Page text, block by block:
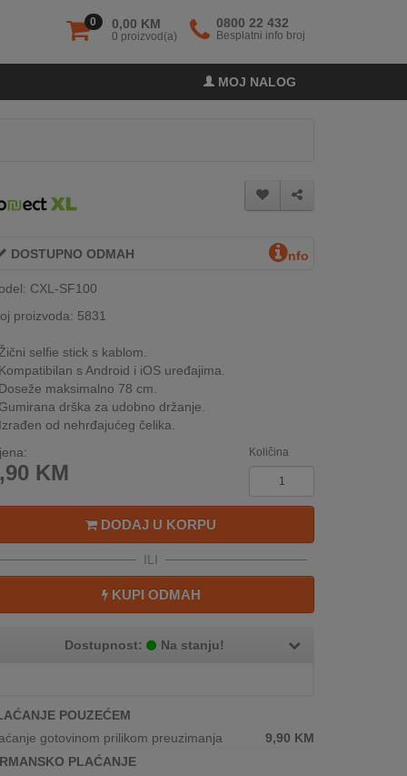
0 0,00 KM
0 proizvod(a)
0800 22 432
Besplatni info broj
MOJ NALOG
DOSTUPNO ODMAH nfo
CXL-SF100
proizvoda: 5831
selfie stick s kablom.
s Android i iOS uređajima.
maksimalno 78 cm.
drška za udobno držanje.
od nehrđajućeg čelika.
KM
Količina
DODAJ U KORPU
ILI
KUPI ODMAH
Dostupnost: Na stanju!
POUZEĆEM
gotovinom prilikom preuzimanja
9,90 KM
PLAĆANJE